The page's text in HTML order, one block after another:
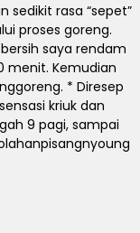
sedikit rasa “sepet”
proses goreng.
saya rendam
menit. Kemudian
* Diresep
kriuk dan
9 pagi, sampai